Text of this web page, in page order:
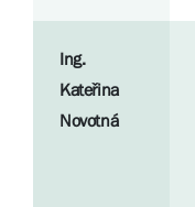
Ing.
Kateřina
Novotná